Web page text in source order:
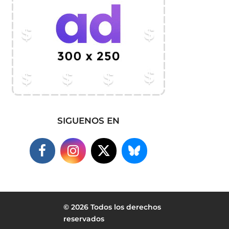
SIGUENOS EN
© 2026 Todos los derechos
reservados